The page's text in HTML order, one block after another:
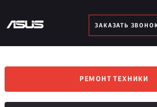
ЗАКАЗАТЬ
РЕМОНТ ТЕХНИКИ